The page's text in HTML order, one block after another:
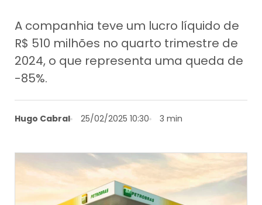
A companhia teve um lucro líquido de
R$ 510 milhões no quarto trimestre de
2024, o que representa uma queda de
-85%.
Hugo Cabral 25/02/2025 10:30 3 min